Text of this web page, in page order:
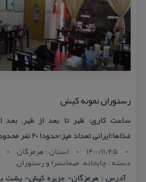
رستوران نمونه كیش
ساعت كاری: ظهر تا بعد از ظهر,
غذاها:ایرانی تعداد میز:حدودا ۲۰ نفر محدودیت‌ها:سیگار ممنوع
1400/11/25
استان : هرمزگان
دسته : چایخانه , مهمانسرا و رستوران
آدرس : هرمزگان- جزیره كیش- پشت